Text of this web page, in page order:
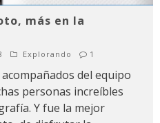
más en la
Explorando 1
del equipo
personas increíbles
Y fue la mejor